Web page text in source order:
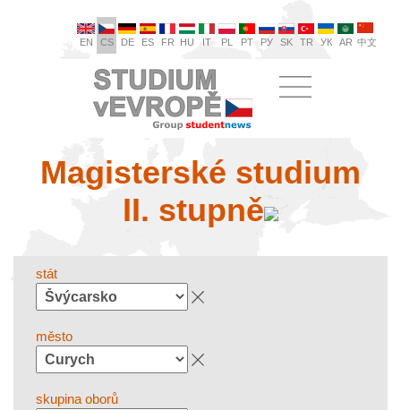
EN CS DE ES FR HU IT PL PT РУ SK TR УК AR 中文
Magisterské studium
II. stupně
stát
město
skupina oborů